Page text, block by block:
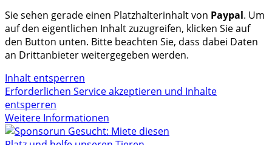
Sie sehen gerade einen Platzhalterinhalt von Paypal. Um
auf den eigentlichen Inhalt zuzugreifen, klicken Sie auf
den Button unten. Bitte beachten Sie, dass dabei Daten
an Drittanbieter weitergegeben werden.
Inhalt entsperren
Erforderlichen Service akzeptieren und Inhalte
entsperren
Weitere Informationen